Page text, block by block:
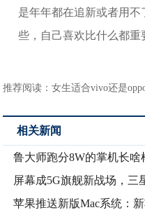
是年年都在追新或者用
些，自己喜欢比什么都重
推荐阅读：女生适合vivo还是
相关新闻
鲁大师跑分8W的掌机长啥
屏幕成5G旗舰新战场，三
苹果推送新版Mac系统：